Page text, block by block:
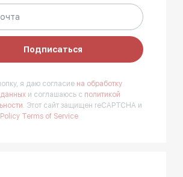
Подписаться
я даю согласие на обработку
и соглашаюсь с политикой
Этот сайт защищен reCAPTCHA и
Terms of Service